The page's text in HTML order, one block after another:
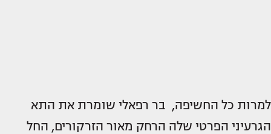
למרות כל החשיפה, בר רפאלי שומרת את התא
הגרעיני הפרטי שלה הרחק מאור הזרקורים, החל